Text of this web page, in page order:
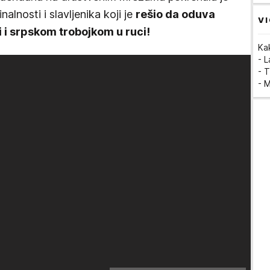
i slavljenika koji je rešio da oduva
srpskom trobojkom u ruci!
-
-
-